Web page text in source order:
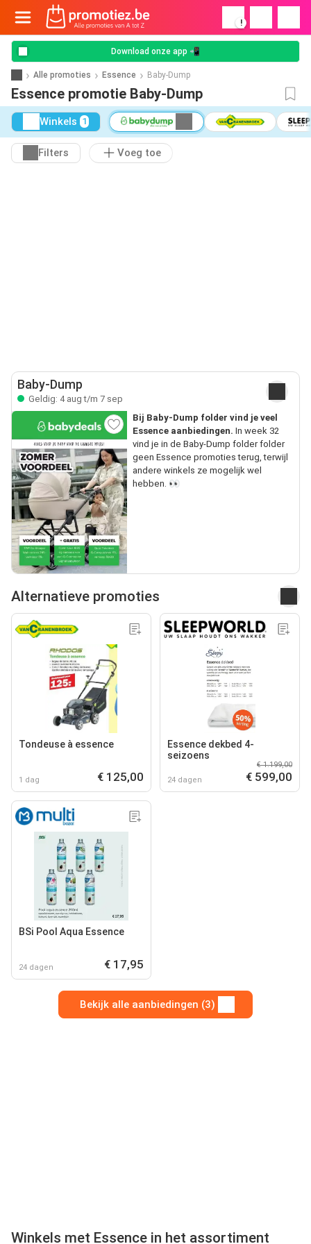
!
Download onze app 📲
Alle promoties Essence Baby-Dump
Essence promotie Baby-Dump
Winkels 1
Filters Voeg toe
Baby-Dump
Geldig: 4 aug t/m 7 sep
Bij Baby-Dump folder vind je veel
Essence aanbiedingen. In week 32
vind je in de Baby-Dump folder folder
geen Essence promoties terug, terwijl
andere winkels ze mogelijk wel
hebben. 👀
Alternatieve promoties
Tondeuse à essence
1 dag € 125,00
Essence dekbed 4-
seizoens
24 dagen
€ 1.199,00
€ 599,00
BSi Pool Aqua Essence
24 dagen € 17,95
Bekijk alle aanbiedingen (3)
Winkels met Essence in het assortiment